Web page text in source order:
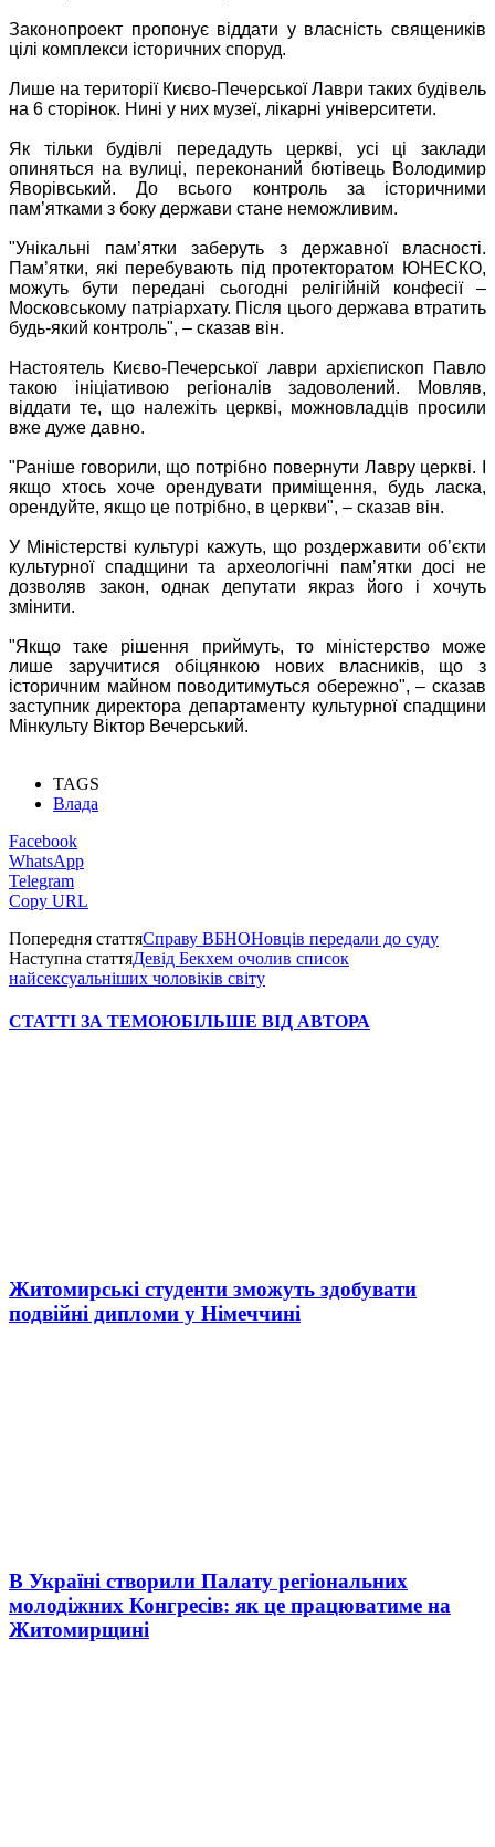
Законопроект пропонує віддати у власність священиків
цілі комплекси історичних споруд.
Лише на території Києво-Печерської Лаври таких будівель
на 6 сторінок. Нині у них музеї, лікарні університети.
Як тільки будівлі передадуть церкві, усі ці заклади
опиняться на вулиці, переконаний бютівець Володимир
Яворівський. До всього контроль за історичними
пам’ятками з боку держави стане неможливим.
"Унікальні пам’ятки заберуть з державної власності.
Пам’ятки, які перебувають під протекторатом ЮНЕСКО,
можуть бути передані сьогодні релігійній конфесії –
Московському патріархату. Після цього держава втратить
будь-який контроль", – сказав він.
Настоятель Києво-Печерської лаври архієпископ Павло
такою ініціативою регіоналів задоволений. Мовляв,
віддати те, що належіть церкві, можновладців просили
вже дуже давно.
"Раніше говорили, що потрібно повернути Лавру церкві. І
якщо хтось хоче орендувати приміщення, будь ласка,
орендуйте, якщо це потрібно, в церкви", – сказав він.
У Міністерстві культурі кажуть, що роздержавити об’єкти
культурної спадщини та археологічні пам’ятки досі не
дозволяв закон, однак депутати якраз його і хочуть
змінити.
"Якщо таке рішення приймуть, то міністерство може
лише заручитися обіцянкою нових власників, що з
історичним майном поводитимуться обережно", – сказав
заступник директора департаменту культурної спадщини
Мінкульту Віктор Вечерський.
TAGS
Влада
Facebook
WhatsApp
Telegram
Copy URL
Попередня статтяСправу ВБНОНовців передали до суду
Наступна статтяДевід Бекхем очолив список
найсексуальніших чоловіків світу
СТАТТІ ЗА ТЕМОЮБІЛЬШЕ ВІД АВТОРА
Житомирські студенти зможуть здобувати
подвійні дипломи у Німеччині
В Україні створили Палату регіональних
молодіжних Конгресів: як це працюватиме на
Житомирщині